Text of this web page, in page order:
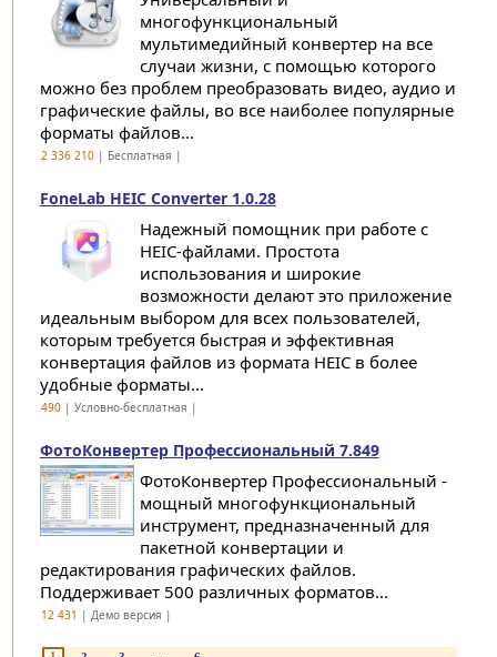
многофункциональный
мультимедийный конвертер на все
случаи жизни, с помощью которого
можно без проблем преобразовать видео, аудио и
графические файлы, во все наиболее популярные
форматы файлов...
2 336 210| Бесплатная |
FoneLab HEIC Converter 1.0.28
Надежный помощник при работе с
HEIC-файлами. Простота
использования и широкие
возможности делают это приложение
идеальным выбором для всех пользователей,
которым требуется быстрая и эффективная
конвертация файлов из формата HEIC в более
удобные форматы...
490| Условно-бесплатная |
ФотоКонвертер Профессиональный 7.849
ФотоКонвертер Профессиональный -
мощный многофункциональный
инструмент, предназначенный для
пакетной конвертации и
редактирования графических файлов.
Поддерживает 500 различных форматов...
12 431 | Демо версия |